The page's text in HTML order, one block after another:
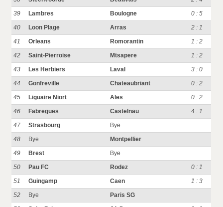
39
Lambres Boulogne
0 : 5
40
Loon Plage Arras
2 : 1
41
Orleans Romorantin
1 : 2
42
Saint-Pierroise Mtsapere
1 : 2
43
Les Herbiers Laval
3 : 0
44
Gonfreville Chateaubriant
0 : 2
45
Liguaire Niort Ales
0 : 2
46
Fabregues Castelnau
4 : 1
47
Strasbourg
Bye
48
Bye
Montpellier
49
Brest
Bye
50
Pau FC Rodez
0 : 1
51
Guingamp Caen
1 : 3
52
Bye
Paris SG